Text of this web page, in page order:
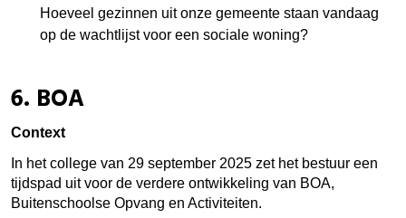
Hoeveel gezinnen uit onze gemeente staan vandaag
op de wachtlijst voor een sociale woning?
6. BOA
Context
In het college van 29 september 2025 zet het bestuur een
tijdspad uit voor de verdere ontwikkeling van BOA,
Buitenschoolse Opvang en Activiteiten.